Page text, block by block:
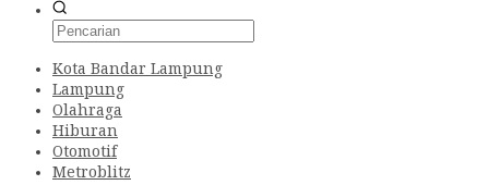
Kota Bandar Lampung
Lampung
Olahraga
Hiburan
Otomotif
Metroblitz